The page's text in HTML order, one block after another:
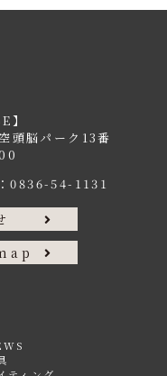
】
頭脳パーク13番
0836-54-1131